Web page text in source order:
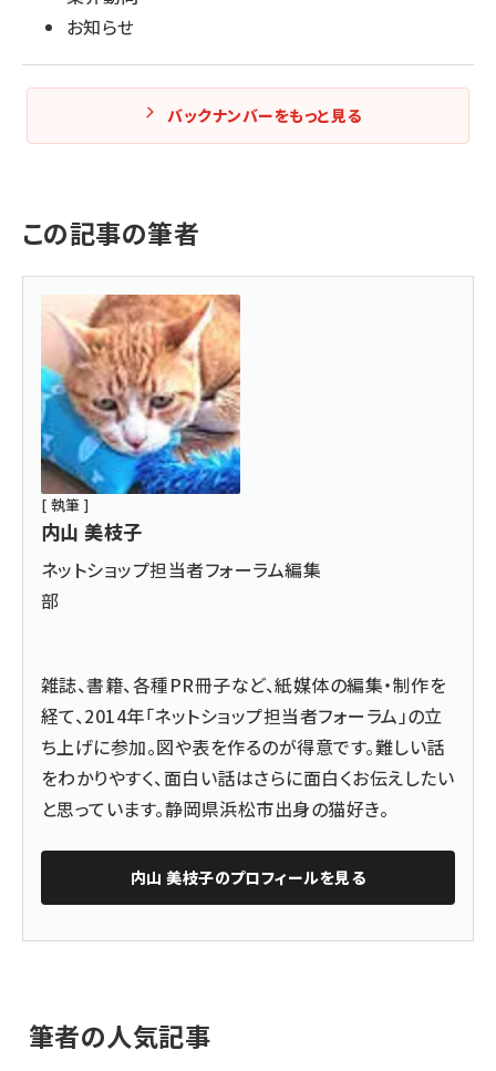
お知らせ
バックナンバーをもっと見る
この記事の筆者
[ 執筆 ]
内山 美枝子
ネットショップ担当者フォーラム編集
部
雑誌、書籍、各種PR冊子など、紙媒体の編集・制作を
経て、2014年「ネットショップ担当者フォーラム」の立
ち上げに参加。図や表を作るのが得意です。難しい話
をわかりやすく、面白い話はさらに面白くお伝えしたい
と思っています。静岡県浜松市出身の猫好き。
内山 美枝子のプロフィールを見る
筆者の人気記事